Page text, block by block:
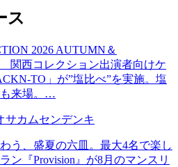
ス
2026 AUTUMN＆
レクション出演者向けケ
TO」が”塩比べ”を実施。塩
来場。…
サカムセンデンキ
う、盛夏の六皿。最大4名で楽し
ン『Provision』が8月のマンスリ